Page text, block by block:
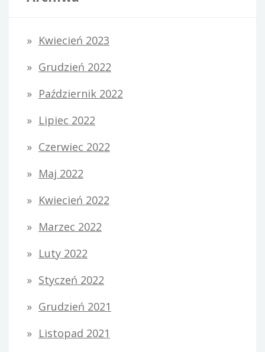
Kwiecień 2023
Grudzień 2022
Październik 2022
Lipiec 2022
Czerwiec 2022
Maj 2022
Kwiecień 2022
Marzec 2022
Luty 2022
Styczeń 2022
Grudzień 2021
Listopad 2021